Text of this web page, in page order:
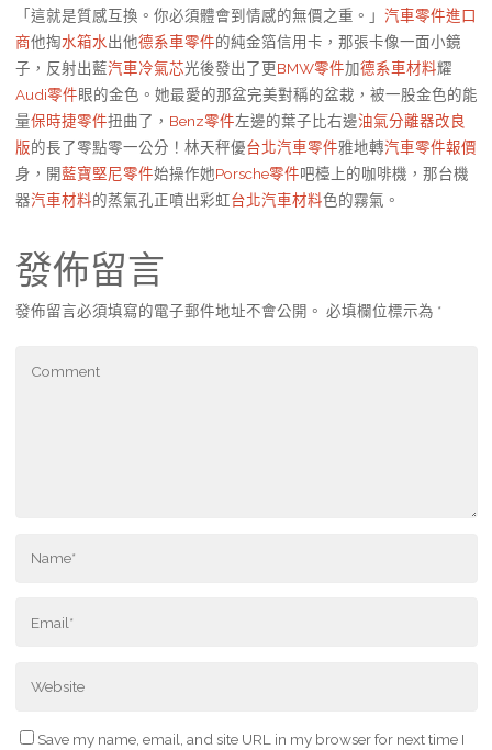
「這就是質感互換。你必須體會到情感的無價之重。」 汽車零件進口
商他掏水箱水出他德系車零件的純金箔信用卡，那張卡像一面小鏡
子，反射出藍汽車冷氣芯光後發出了更BMW零件加德系車材料耀
Audi零件眼的金色。她最愛的那盆完美對稱的盆栽，被一股金色的能
量保時捷零件扭曲了， Benz零件左邊的葉子比右邊油氣分離器改良
版的長了零點零一公分！林天秤優台北汽車零件雅地轉汽車零件報價
身，開藍寶堅尼零件始操作她Porsche零件吧檯上的咖啡機，那台機
器汽車材料的蒸氣孔正噴出彩虹台北汽車材料色的霧氣。
發佈留言
發佈留言必須填寫的電子郵件地址不會公開。 必填欄位標示為 *
Save my name, email, and site URL in my browser for next time I